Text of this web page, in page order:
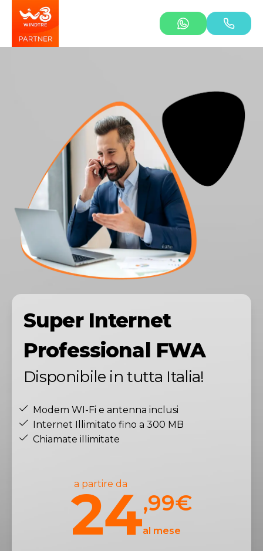
Super Internet
Professional FWA
Disponibile in tutta Italia!
Modem WI-Fi e antenna inclusi
Internet Illimitato fino a 300 MB
Chiamate illimitate
a partire da
24,99€
al mese